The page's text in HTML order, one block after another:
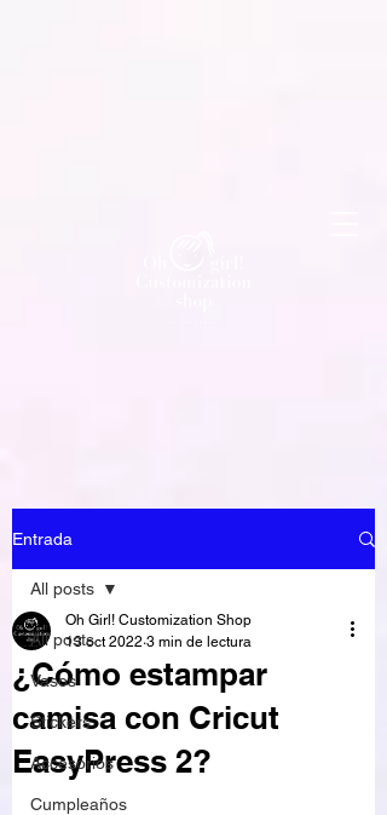
Entrada
All posts
Vasos
Stickers
Accesorios
Cumpleaños
All posts
¿Cómo estampar
camisa con Cricut
EasyPress 2?
Oh Girl! Customization Shop
13 oct 2022 3 min de lectura